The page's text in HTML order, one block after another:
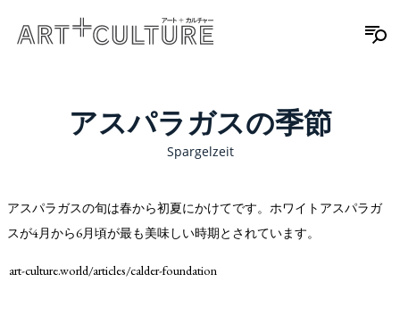
アスパラガスの季節
Spargelzeit
アスパラガスの旬は春から初夏にかけてです。ホワイトアスパラガ
スが4月から6月頃が最も美味しい時期とされています。
art-culture.world/articles/calder-foundation